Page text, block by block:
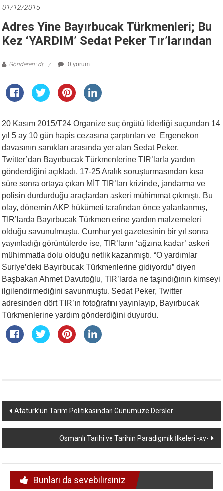
01/12/2015
Adres Yine Bayırbucak Türkmenleri; Bu
Kez ‘YARDIM’ Sedat Peker Tır’larından
Gönderen: dt 0 yorum
20 Kasım 2015/T24 Organize suç örgütü liderliği suçundan 14
yıl 5 ay 10 gün hapis cezasına çarptırılan ve Ergenekon
davasının sanıkları arasında yer alan Sedat Peker,
Twitter’dan Bayırbucak Türkmenlerine TIR’larla yardım
gönderdiğini açıkladı. 17-25 Aralık soruşturmasından kısa
süre sonra ortaya çıkan MİT TIR’ları krizinde, jandarma ve
polisin durdurduğu araçlardan askeri mühimmat çıkmıştı. Bu
olay, dönemin AKP hükümeti tarafından önce yalanlanmış,
TIR’larda Bayırbucak Türkmenlerine yardım malzemeleri
olduğu savunulmuştu. Cumhuriyet gazetesinin bir yıl sonra
yayınladığı görüntülerde ise, TIR’ların ‘ağzına kadar’ askeri
mühimmatla dolu olduğu netlik kazanmıştı. “O yardımlar
Suriye’deki Bayırbucak Türkmenlerine gidiyordu” diyen
Başbakan Ahmet Davutoğlu, TIR’larda ne taşındığının kimseyi
ilgilendirmediğini savunmuştu. Sedat Peker, Twitter
adresinden dört TIR’ın fotoğrafını yayınlayıp, Bayırbucak
Türkmenlerine yardım gönderdiğini duyurdu.
Yazı
dolaşımı
Atatürk’ün Tarım Politikasından Günümüze Dersler
Osmanlı Tarihi ve Tarihin Paradigmik İlkeleri -xv-
Bunları da sevebilirsiniz